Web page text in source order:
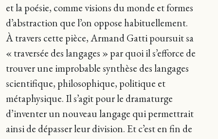
et la poésie, comme visions du monde et formes
d’abstraction que l’on oppose habituellement.
À travers cette pièce, Armand Gatti poursuit sa
« traversée des langages » par quoi il s’efforce de
trouver une improbable synthèse des langages
scientifique, philosophique, politique et
métaphysique. Il s’agit pour le dramaturge
d’inventer un nouveau langage qui permettrait
ainsi de dépasser leur division. Et c’est en fin de